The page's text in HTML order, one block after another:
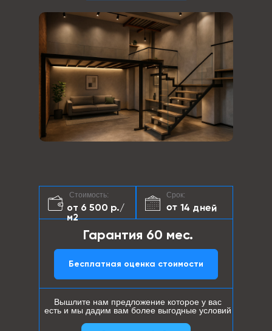
Срок:
от 14 дней
Стоимость:
от 6 500 р./
м2
Гарантия 60 мес.
Бесплатная оценка стоимости
Вышлите нам предложение которое у вас
есть и мы дадим вам более выгодные условий